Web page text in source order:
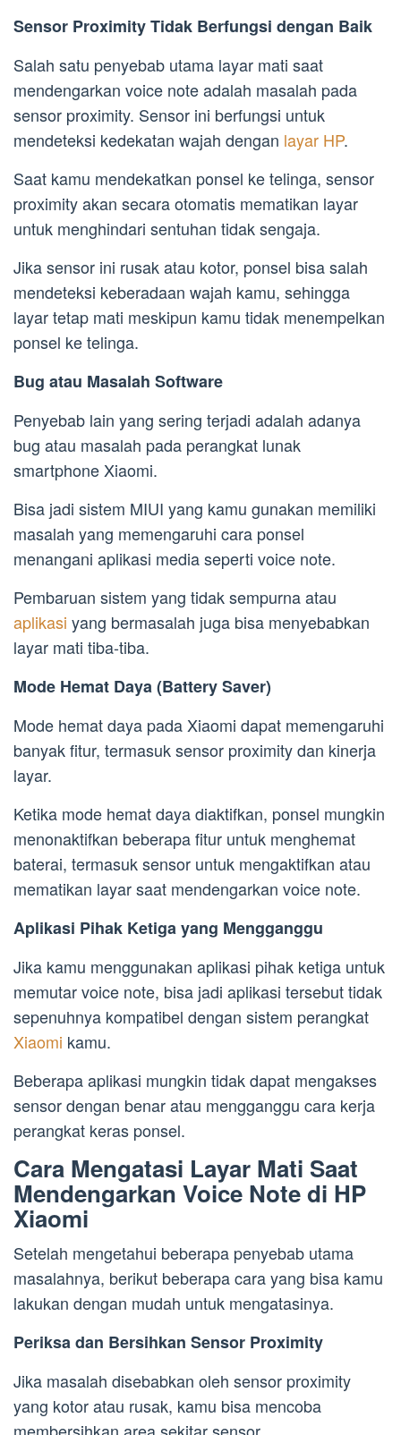
Sensor Proximity Tidak Berfungsi dengan Baik
Salah satu penyebab utama layar mati saat
mendengarkan voice note adalah masalah pada
sensor proximity. Sensor ini berfungsi untuk
mendeteksi kedekatan wajah dengan layar HP.
Saat kamu mendekatkan ponsel ke telinga, sensor
proximity akan secara otomatis mematikan layar
untuk menghindari sentuhan tidak sengaja.
Jika sensor ini rusak atau kotor, ponsel bisa salah
mendeteksi keberadaan wajah kamu, sehingga
layar tetap mati meskipun kamu tidak menempelkan
ponsel ke telinga.
Bug atau Masalah Software
Penyebab lain yang sering terjadi adalah adanya
bug atau masalah pada perangkat lunak
smartphone Xiaomi.
Bisa jadi sistem MIUI yang kamu gunakan memiliki
masalah yang memengaruhi cara ponsel
menangani aplikasi media seperti voice note.
Pembaruan sistem yang tidak sempurna atau
aplikasi yang bermasalah juga bisa menyebabkan
layar mati tiba-tiba.
Mode Hemat Daya (Battery Saver)
Mode hemat daya pada Xiaomi dapat memengaruhi
banyak fitur, termasuk sensor proximity dan kinerja
layar.
Ketika mode hemat daya diaktifkan, ponsel mungkin
menonaktifkan beberapa fitur untuk menghemat
baterai, termasuk sensor untuk mengaktifkan atau
mematikan layar saat mendengarkan voice note.
Aplikasi Pihak Ketiga yang Mengganggu
Jika kamu menggunakan aplikasi pihak ketiga untuk
memutar voice note, bisa jadi aplikasi tersebut tidak
sepenuhnya kompatibel dengan sistem perangkat
Xiaomi kamu.
Beberapa aplikasi mungkin tidak dapat mengakses
sensor dengan benar atau mengganggu cara kerja
perangkat keras ponsel.
Cara Mengatasi Layar Mati Saat
Mendengarkan Voice Note di HP
Xiaomi
Setelah mengetahui beberapa penyebab utama
masalahnya, berikut beberapa cara yang bisa kamu
lakukan dengan mudah untuk mengatasinya.
Periksa dan Bersihkan Sensor Proximity
Jika masalah disebabkan oleh sensor proximity
yang kotor atau rusak, kamu bisa mencoba